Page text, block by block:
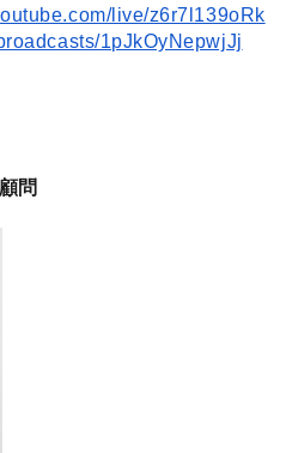
live/z6r7l139oRk
1pJkOyNepwjJj
問